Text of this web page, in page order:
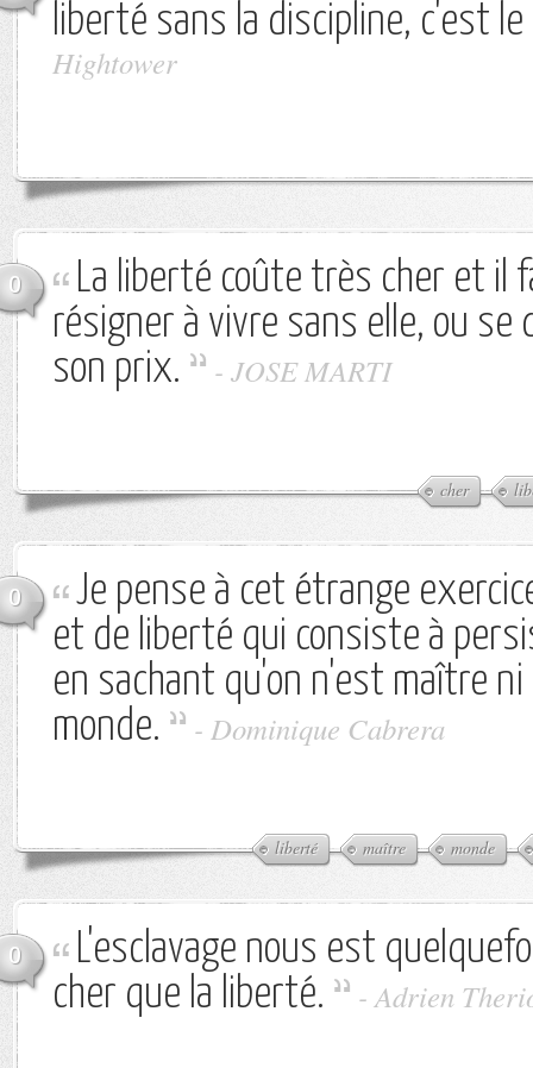
liberté sans la discipline, c'est le
Hightower
0
La liberté coûte très cher et il
résigner à vivre sans elle, ou se
son prix.
- JOSE MARTI
cher
0
Je pense à cet étrange
et de liberté qui consiste à
en sachant qu'on n'est maître
monde.
- Dominique Cabrera
liberté maître monde
0
L'esclavage nous est
cher que la liberté.
-Adrien